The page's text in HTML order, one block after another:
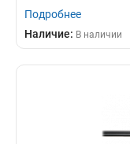
Подробнее
Наличие: В наличии